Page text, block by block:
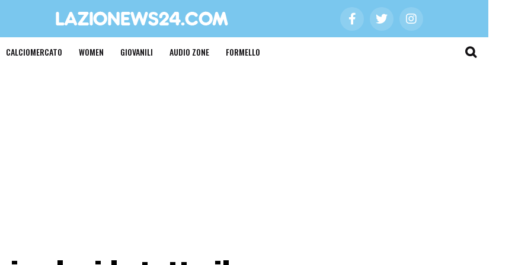
CALCIOMERCATO WOMEN GIOVANILI AUDIO ZONE FORMELLO